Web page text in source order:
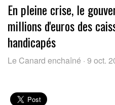
En pleine crise, le
millions d'euros des
handicapés
Le Canard enchaîné · 9 oct.